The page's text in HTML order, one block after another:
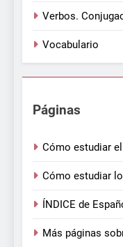
Verbos.
Vocabulario
Páginas
Cómo estudiar
Cómo estudiar
ÍNDICE de
Más páginas